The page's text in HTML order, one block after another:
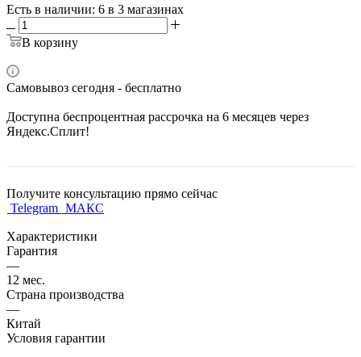
Есть в наличии: 6 в 3 магазинах
В корзину
Самовывоз сегодня - бесплатно
Доступна беспроцентная рассрочка на 6 месяцев через
Яндекс.Сплит!
Получите консультацию прямо сейчас
Telegram МАКС
Характеристики
Гарантия
—
12 мес.
Страна производства
—
Китай
Условия гарантии